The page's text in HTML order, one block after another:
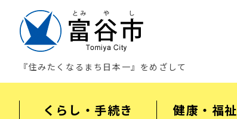
『住みたくなるまち日本一』をめざして
くらし・手続き 健康・福祉